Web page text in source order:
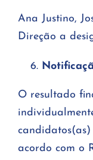
Ana Justino,
Direção a
O resultado
acordo com o